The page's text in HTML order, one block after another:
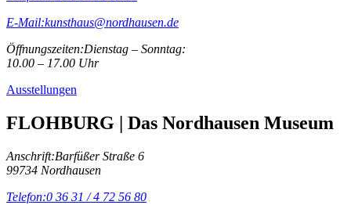
E-Mail:kunsthaus@nordhausen.de
Öffnungszeiten:Dienstag – Sonntag:
10.00 – 17.00 Uhr
Ausstellungen
FLOHBURG | Das Nordhausen Museum
Anschrift:Barfüßer Straße 6
99734 Nordhausen
Telefon:0 36 31 / 4 72 56 80